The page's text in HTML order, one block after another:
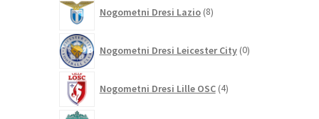
Nogometni Dresi Lazio 8izdelkov
Nogometni Dresi Leicester City 0izdelkov
Nogometni Dresi Lille OSC 4izdelki